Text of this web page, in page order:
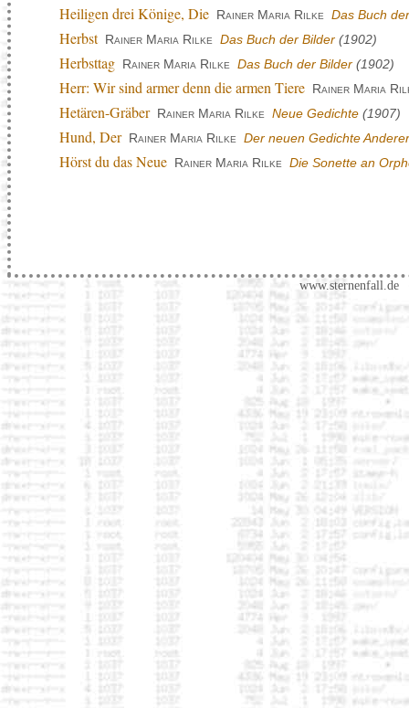
Heiligen drei Könige, Die Rainer Maria Rilke Das Buch
Herbst Rainer Maria Rilke Das Buch der Bilder (1902)
Herbsttag Rainer Maria Rilke Das Buch der Bilder (1902)
Herr: Wir sind armer denn die armen Tiere Rainer Maria
Hetären-Gräber Rainer Maria Rilke Neue Gedichte (1907)
Hund, Der Rainer Maria Rilke Der neuen Gedichte
Hörst du das Neue Rainer Maria Rilke Die Sonette an
www.sternenfall.de